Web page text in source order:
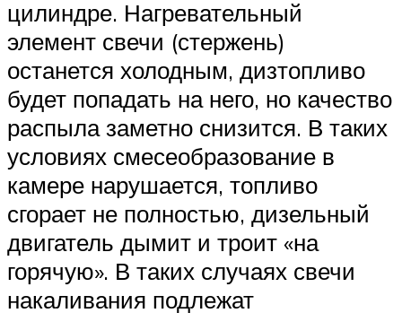
цилиндре. Нагревательный
элемент свечи (стержень)
останется холодным, дизтопливо
будет попадать на него, но качество
распыла заметно снизится. В таких
условиях смесеобразование в
камере нарушается, топливо
сгорает не полностью, дизельный
двигатель дымит и троит «на
горячую». В таких случаях свечи
накаливания подлежат